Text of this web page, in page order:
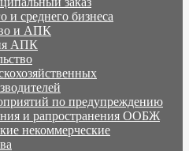
и среднего бизнеса
и АПК
АПК
по предупреждению
и рапространения ООБЖ
некоммерческие